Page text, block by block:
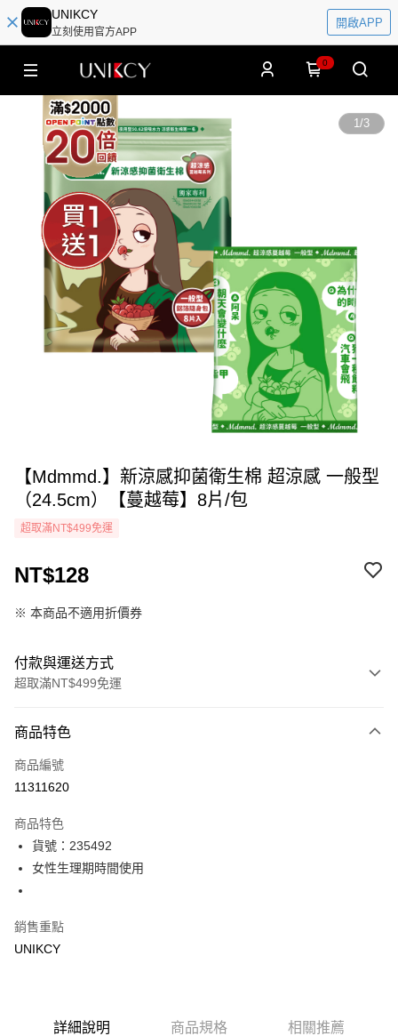
UNIKCY
立刻使用官方APP
開啟APP
0
1/3
【Mdmmd.】新涼感抑菌衛生棉 超涼感 一般型
（24.5cm）【蔓越莓】8片/包
超取滿NT$499免運
NT$128
※ 本商品不適用折價券
付款與運送方式
超取滿NT$499免運
icash Pay
信用卡一次付款
LINE Pay
Apple Pay
商品特色
商品編號
11311620
商品特色
貨號：235492
女性生理期時間使用
銷售重點
UNIKCY
詳細說明 商品規格 相關推薦